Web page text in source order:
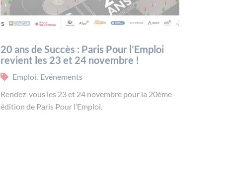
20 ans de Succès : Paris Pour l’Emploi
revient les 23 et 24 novembre !
Emploi, Evénements
Rendez-vous les 23 et 24 novembre pour la 20ème
édition de Paris Pour l’Emploi.